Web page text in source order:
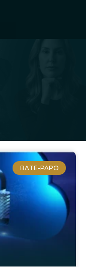
BATE-PAPO